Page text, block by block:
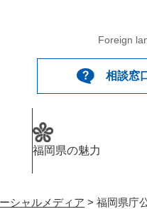
Foreign
相談窓
福岡県の魅力
シャルメディア > 福岡県庁